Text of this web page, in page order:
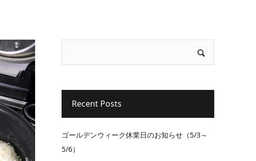
Recent Posts
ゴールデンウィーク休業日のお知らせ（5/3～
5/6）